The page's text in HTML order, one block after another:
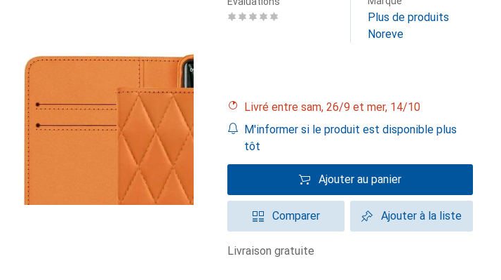
Plus de produits
Noreve
Livré entre sam, 26/9 et mer, 14/10
M'informer si le produit est disponible plus
tôt
Ajouter au panier
Comparer Ajouter à la liste
livraison gratuite